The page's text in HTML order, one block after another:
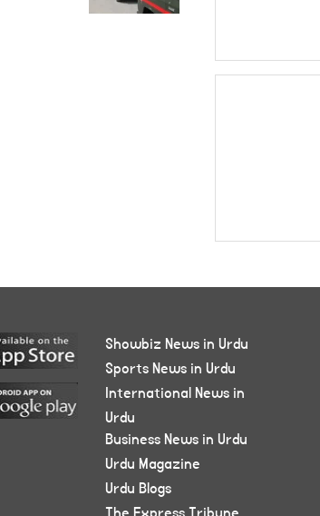
Showbiz News in Urdu
Sports News in Urdu
International News in
Urdu
Business News in Urdu
Urdu Magazine
Urdu Blogs